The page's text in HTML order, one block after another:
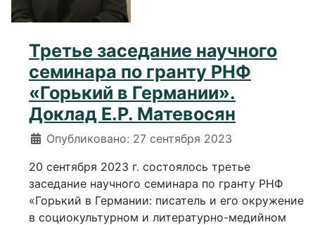
Третье заседание научного
семинара по гранту РНФ
«Горький в Германии».
Доклад Е.Р. Матевосян
Информация о материале
Опубликовано: 27 сентября 2023
20 сентября 2023 г. состоялось третье
заседание научного семинара по гранту РНФ
«Горький в Германии: писатель и его окружение
в социокультурном и литературно-медийном